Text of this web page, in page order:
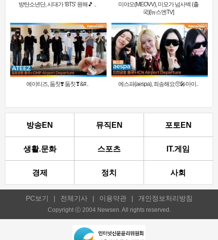
방탄소년단, 시대가 ‘BTS’ 원해🎵 ..
미야오(MEOVV), 미모가 넘사벽 (출
국)[뉴스엔TV]
에이티즈, 둠칫❣️ 둠칫❣&#.. 에스파(aespa), 죄송해요🥺🎤마이..
방송EN 뮤직EN 포토EN
생활.문화 스포츠 IT.게임
경제 정치 사회
PC보기 | 전체기사 | 이용약관 | 개인정보처리방침
Copyright ⓒ 2004 Newsen. All rights reserved.